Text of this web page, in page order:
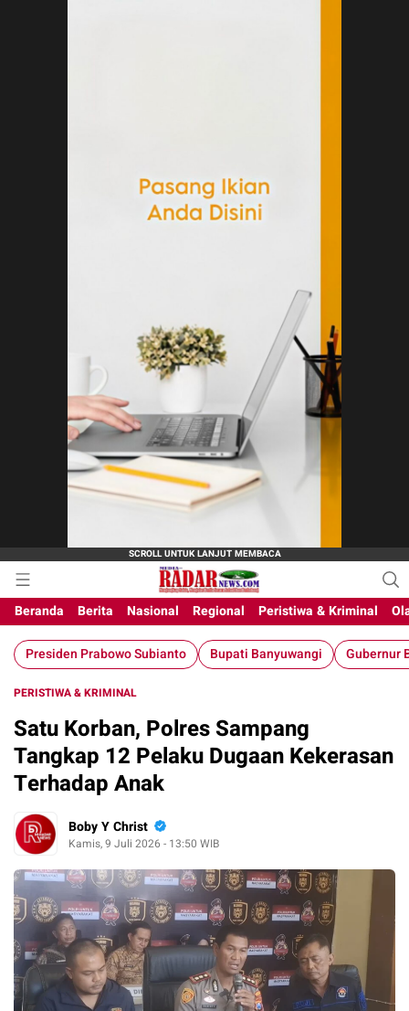
Beranda Berita Nasional Regional Peristiwa & Kriminal
Presiden Prabowo Subianto Bupati Banyuwangi Gubernur
PERISTIWA & KRIMINAL
Satu Korban, Polres Sampang
Tangkap 12 Pelaku Dugaan Kekerasan
Terhadap Anak
Boby Y Christ
Kamis, 9 Juli 2026 - 13:50 WIB